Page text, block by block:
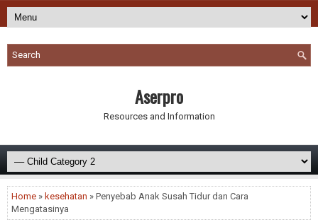
Aserpro
Resources and Information
Home » kesehatan » Penyebab Anak Susah Tidur dan Cara
Mengatasinya